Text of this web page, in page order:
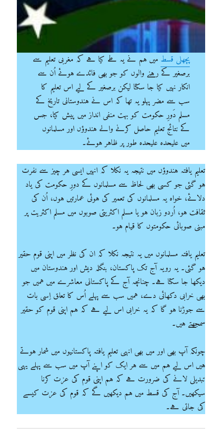
پچھلی قسط میں ہم نے یہ طے کیا ہے کہ مغربی تعلیم سے
برصغیر کے رہنے والوں کو جو بھی فائدے ہوئے اُن سے
انکار نہیں کیا جا سکتا لیکن برصغیر کے لیے اس تعلیم کا
سب سے مضر پہلو یہ تھا کہ اس نے ہندوستانی تاریخ کے
مسلم دَورِ حکومت کو بہت منفی انداز میں پیش کیا، جس
کے نتائج تعلیم حاصل کرنے والے ہندوؤں اور مسلمانوں
میں علیحدہ علیحدہ طور پر ظاہر ہوئے۔
تعلیم یافتہ ہندوؤں میں نتیجہ یہ نکلا کہ انہیں ایسی ہر چیز سے نفرت
ہو گئی جو کسی بھی لحاظ سے مسلمانوں کے دورِ حکومت کی یاد
دلائے، خواہ یہ مسلمانوں کی تعمیر کی ہوئی عمارتیں ہوں، اُن کی
ثقافت ہو، اُردو زبان ہو یا مسلم اکثریتی صوبوں میں مسلم اکثریت پر
مبنی صوبائی حکومتوں کا قیام ہو۔
تعلیم یافتہ مسلمانوں میں یہ نتیجہ نکلا کہ ان کی نظر میں اپنی قوم حقیر
ہو گئی۔ یہ رویہ آج تک پاکستان، بنگلہ دیش اور ہندوستان میں
دیکھا جا سکتا ہے۔ چنانچہ آج کے پاکستانی معاشرے میں ہمیں جو
بھی خرابی دکھائی دے، ہمیں سب سے پہلے اُس کا تعلق اِسی بات
سے جوڑنا ہو گا کہ یہ خرابی اس لیے ہے کہ ہم اپنی قوم کو حقیر
سمجھتے ہیں۔
چونکہ آپ بھی اور میں بھی انہی تعلیم یافتہ پاکستانیوں میں شمار ہوتے
ہیں اس لیے ہم میں سے ہر ایک کو اپنے آپ میں سب سے پہلے یہی
تبدیلی لانے کی ضرورت ہے کہ ہم اپنی قوم کی عزت کرنا
سیکھیں۔ آج کی قسط میں ہم دیکھیں گے کہ قوم کی عزت کیسے
کی جاتی ہے۔